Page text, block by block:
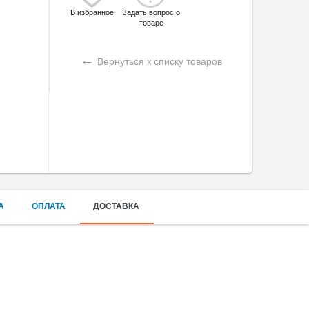
В избранное
Задать вопрос о
товаре
← Вернуться к списку товаров
ОПЛАТА ДОСТАВКА